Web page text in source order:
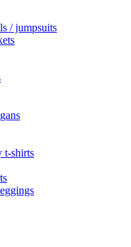
/ jumpsuits
t-shirts